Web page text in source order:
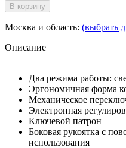
В корзину
Москва и область: (выбрать
Описание
Два режима работы:
Эргономичная форма
Механическое
Электронная
Ключевой патрон
Боковая рукоятка с
использования